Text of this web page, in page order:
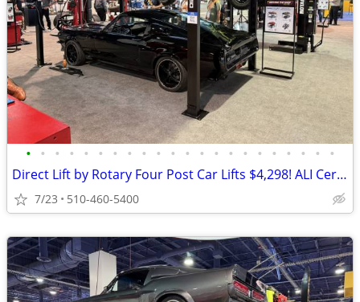
• • • • • • • • • • • • • • • • • • • • • •
Direct Lift by Rotary Four Post Car Lifts $4,298! ALI Certified!
7/23 510-460-5400